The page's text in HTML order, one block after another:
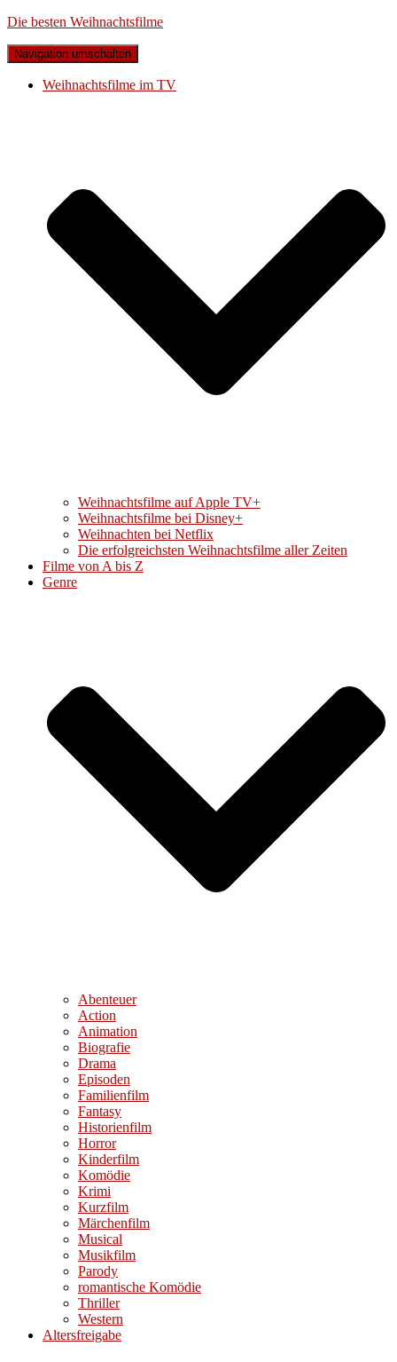
Die besten Weihnachtsfilme
Navigation umschalten
Weihnachtsfilme im TV
Weihnachtsfilme auf Apple TV+
Weihnachtsfilme bei Disney+
Weihnachten bei Netflix
Die erfolgreichsten Weihnachtsfilme aller Zeiten
Filme von A bis Z
Genre
Abenteuer
Action
Animation
Biografie
Drama
Episoden
Familienfilm
Fantasy
Historienfilm
Horror
Kinderfilm
Komödie
Krimi
Kurzfilm
Märchenfilm
Musical
Musikfilm
Parody
romantische Komödie
Thriller
Western
Altersfreigabe